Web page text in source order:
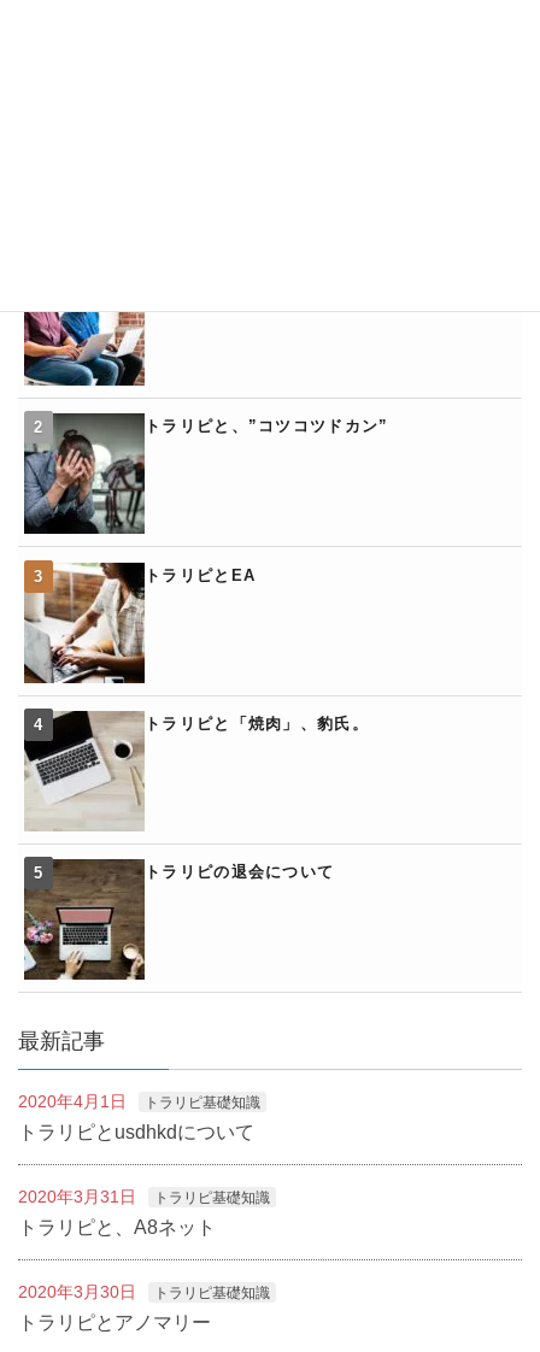
トラリピと、”コツコツドカン”
トラリピとEA
トラリピと「焼肉」、豹氏。
トラリピの退会について
最新記事
2020年4月1日 トラリピ基礎知識
トラリピとusdhkdについて
2020年3月31日 トラリピ基礎知識
トラリピと、A8ネット
2020年3月30日 トラリピ基礎知識
トラリピとアノマリー